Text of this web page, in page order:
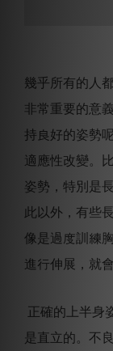
幾乎所有的人
非常重要的意
持良好的姿勢
適應性改變。
姿勢，特別是
此以外，有些
像是過度訓練
進行伸展，就
正確的上半身
是直立的。不